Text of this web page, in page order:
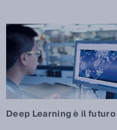
Deep Learning è il